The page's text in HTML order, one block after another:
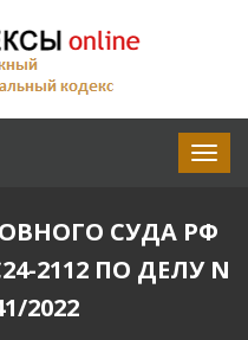
СУДА РФ
2112 ПО ДЕЛУ N
2022